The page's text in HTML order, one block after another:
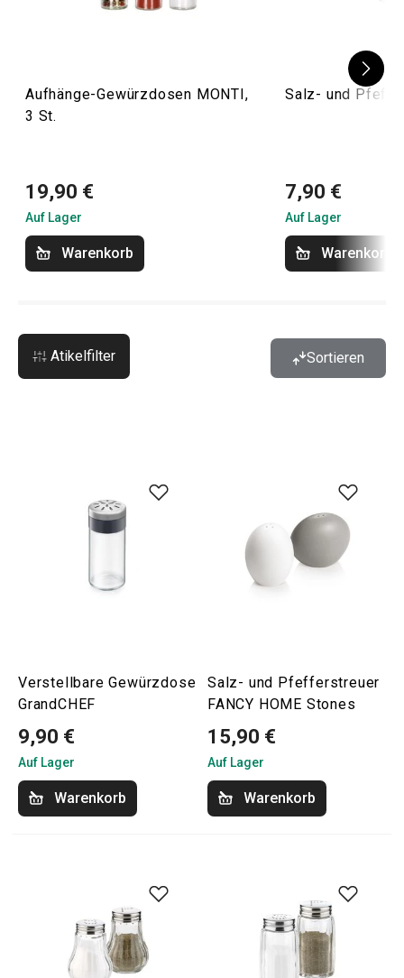
Aufhänge-Gewürzdosen MONTI,
3 St.
19,90 €
Auf Lager
Warenkorb
Salz- und
7,90 €
Auf Lager
Warenkorb
Atikelfilter Sortieren
Verstellbare Gewürzdose
GrandCHEF
9,90 €
Auf Lager
Warenkorb
Salz- und Pfefferstreuer
FANCY HOME Stones
15,90 €
Auf Lager
Warenkorb